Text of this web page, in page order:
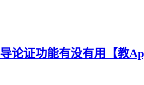
论证功能有没有用【教